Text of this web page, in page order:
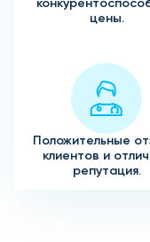
цены.
Положительные
клиентов и
репутация.